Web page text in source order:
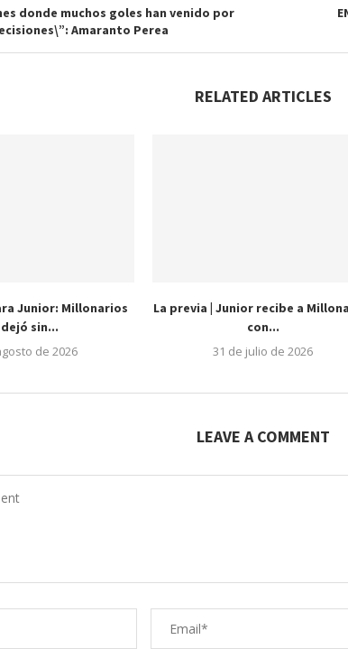
donde muchos goles han venido por
Amaranto Perea
RELATED ARTICLES
Junior: Millonarios
sin...
de 2026
La previa | Junior recibe a
con...
31 de julio de 2026
LEAVE A COMMENT